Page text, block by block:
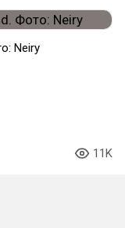
Neiry
11K